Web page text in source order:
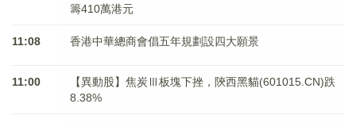
籌410萬港元
11:08 香港中華總商會倡五年規劃設四大願景
11:00
【異動股】焦炭Ⅲ板塊下挫，陝西黑貓(601015.CN)跌
8.38%